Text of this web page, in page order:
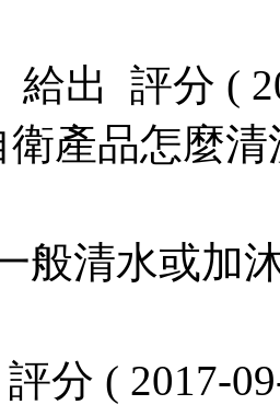
給出 評分 (
產品怎麼清
般清水或加
評分 ( 2017-